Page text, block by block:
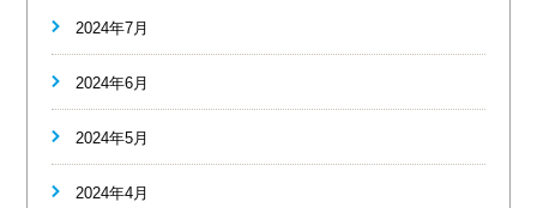
2024年7月
2024年6月
2024年5月
2024年4月